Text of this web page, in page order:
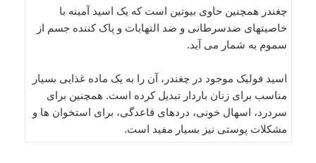
چغندر همچنین حاوی بیوتین است که یک اسید آمینه با
خاصیتهای ضدسرطانی و ضد التهابات و پاک کننده جسم از
سموم به شمار می آید.
اسید فولیک موجود در چغندر، آن را به یک ماده غذایی بسیار
مناسب برای زنان باردار تبدیل کرده است. همچنین برای
سردرد، اسهال خونی، دردهای قاعدگی، برای استخوان ها و
مشکلات پوستی نیز بسیار مفید است.